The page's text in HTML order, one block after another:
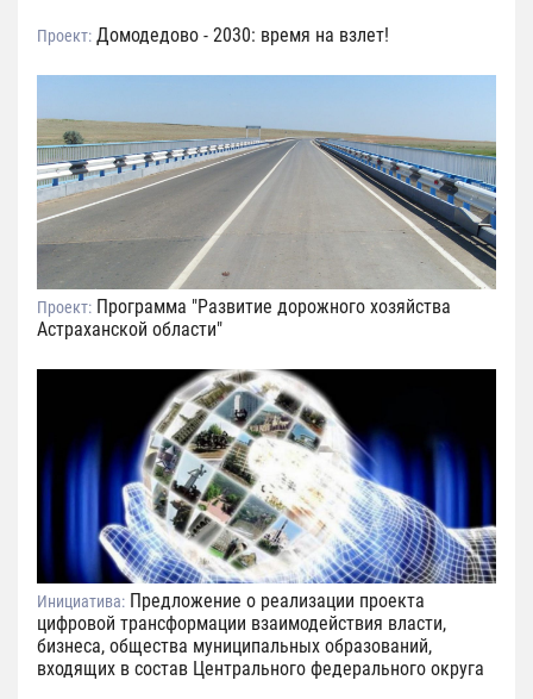
Проект: Домодедово - 2030: время на взлет!
Проект: Программа "Развитие дорожного хозяйства
Астраханской области"
Инициатива: Предложение о реализации проекта
цифровой трансформации взаимодействия власти,
бизнеса, общества муниципальных образований,
входящих в состав Центрального федерального округа